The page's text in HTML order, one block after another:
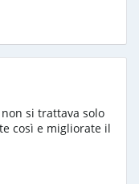
si trattava solo
così e migliorate il